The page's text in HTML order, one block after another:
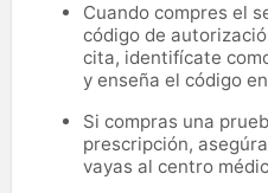
Cuando compres el
código de
cita, identifícate
y enseña el código
Si compras una
prescripción,
vayas al centro